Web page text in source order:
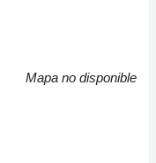
Mapa no disponible